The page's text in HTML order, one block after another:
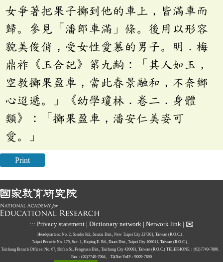
女爭著把果子擲到他的車上，皆滿車而
歸。參見「潘郎車滿」條。後用以形容
貌美俊俏，受女性愛慕的男子。明．梅
鼎祚《玉合記》第九齣：「其人如玉，
空教擲果盈車，當此春景融和，不奈鄉
心迢遞。」《幼學瓊林．卷二．身體
類》：「擲果盈車，潘安仁美姿可
愛。」
Print
::: Privacy statement | Dictionary network | Network link | ✉
Headquarters: No. 2, Sanshu Rd., Sanxia Dist., New Taipei City 237201, Taiwan (R.O.C.)、
Taipei Branch: No. 179, Sec. 1, Heping E. Rd., Daan Dist., Taipei City 106011, Taiwan (R.O.C.)、
Taichung Branch Offices: No. 67, Shifan St., Fengyuan Dist., Taichung City 420081, Taiwan (R.O.C.) TELEPHONE：(02)7740-7890、
Fax：(02)7740-7064、
TANet VoIP：9009-7890